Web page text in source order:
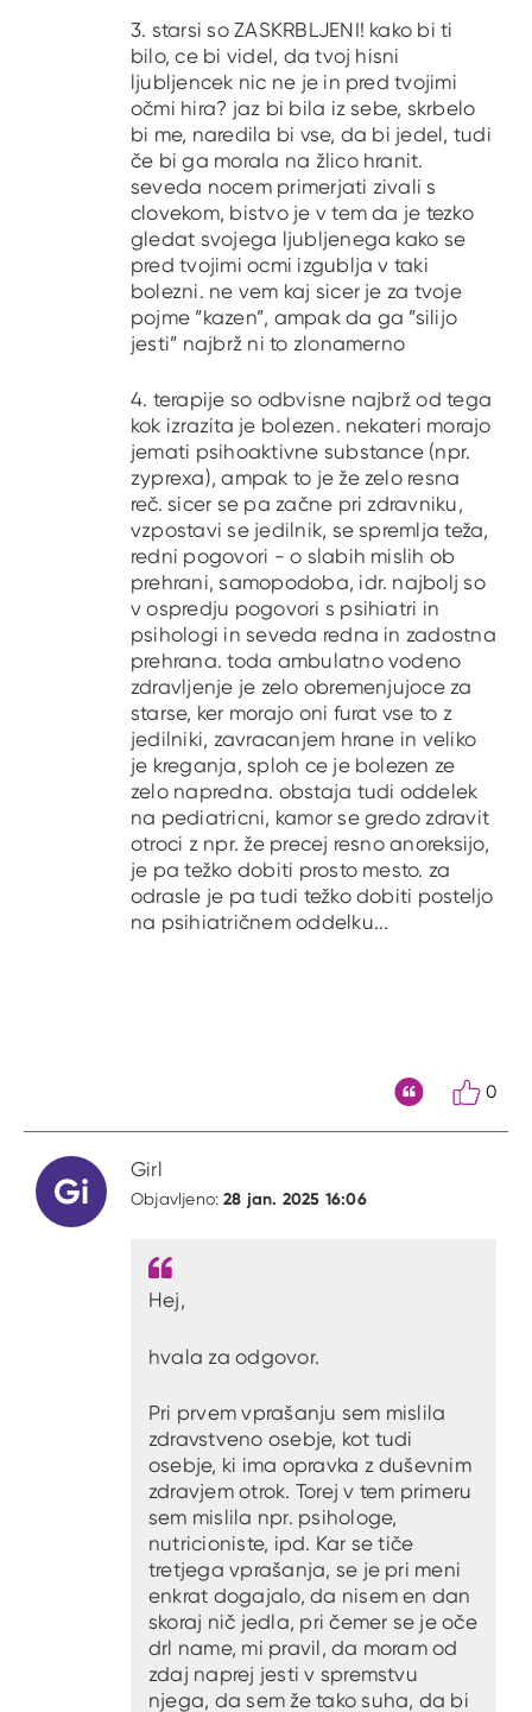
3. starsi so ZASKRBLJENI! kako bi ti
bilo, ce bi videl, da tvoj hisni
ljubljencek nic ne je in pred tvojimi
očmi hira? jaz bi bila iz sebe, skrbelo
bi me, naredila bi vse, da bi jedel, tudi
če bi ga morala na žlico hranit.
seveda nocem primerjati zivali s
clovekom, bistvo je v tem da je tezko
gledat svojega ljubljenega kako se
pred tvojimi ocmi izgublja v taki
bolezni. ne vem kaj sicer je za tvoje
pojme ”kazen”, ampak da ga ”silijo
jesti” najbrž ni to zlonamerno
4. terapije so odbvisne najbrž od tega
kok izrazita je bolezen. nekateri morajo
jemati psihoaktivne substance (npr.
zyprexa), ampak to je že zelo resna
reč. sicer se pa začne pri zdravniku,
vzpostavi se jedilnik, se spremlja teža,
redni pogovori - o slabih mislih ob
prehrani, samopodoba, idr. najbolj so
v ospredju pogovori s psihiatri in
psihologi in seveda redna in zadostna
prehrana. toda ambulatno vodeno
zdravljenje je zelo obremenjujoce za
starse, ker morajo oni furat vse to z
jedilniki, zavracanjem hrane in veliko
je kreganja, sploh ce je bolezen ze
zelo napredna. obstaja tudi oddelek
na pediatricni, kamor se gredo zdravit
otroci z npr. že precej resno anoreksijo,
je pa težko dobiti prosto mesto. za
odrasle je pa tudi težko dobiti posteljo
na psihiatričnem oddelku...
0
Gi
Girl
Objavljeno:28 jan. 2025 16:06
Hej,
hvala za odgovor.
Pri prvem vprašanju sem mislila
zdravstveno osebje, kot tudi
osebje, ki ima opravka z duševnim
zdravjem otrok. Torej v tem primeru
sem mislila npr. psihologe,
nutricioniste, ipd. Kar se tiče
tretjega vprašanja, se je pri meni
enkrat dogajalo, da nisem en dan
skoraj nič jedla, pri čemer se je oče
drl name, mi pravil, da moram od
zdaj naprej jesti v spremstvu
njega, da sem že tako suha, da bi